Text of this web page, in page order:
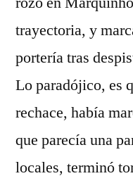
trayectoria, y
portería tras
Lo paradójico, es
rechace, había
que parecía una
locales, terminó